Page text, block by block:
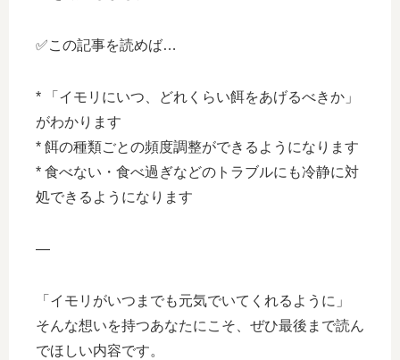
✅この記事を読めば…
* 「イモリにいつ、どれくらい餌をあげるべきか」
がわかります
* 餌の種類ごとの頻度調整ができるようになります
* 食べない・食べ過ぎなどのトラブルにも冷静に対
処できるようになります
—
「イモリがいつまでも元気でいてくれるように」
そんな想いを持つあなたにこそ、ぜひ最後まで読ん
でほしい内容です。